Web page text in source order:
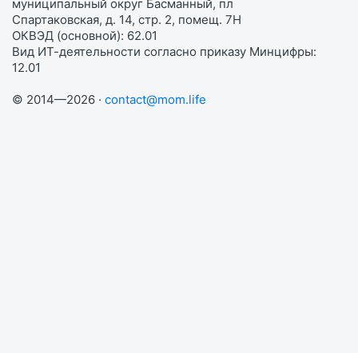
муниципальный округ Басманный, пл
Спартаковская, д. 14, стр. 2, помещ. 7Н
ОКВЭД (основной): 62.01
Вид ИТ-деятельности согласно приказу Минцифры:
12.01
© 2014—2026 · contact@mom.life